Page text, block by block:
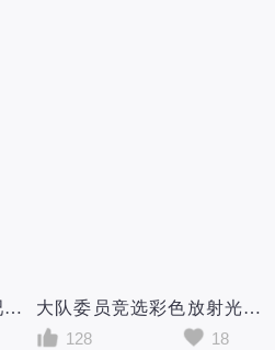
大队委竞选请投我一票吧展板设计
大队委员竞选彩色放射光线卡通活泼请投我一票大队长海报
128
18